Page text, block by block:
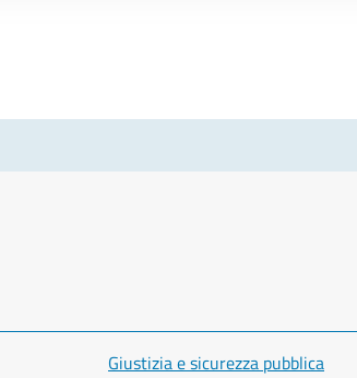
Giustizia e sicurezza pubblica